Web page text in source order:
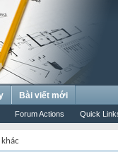
Forum Actions Quick
Bài viết mới